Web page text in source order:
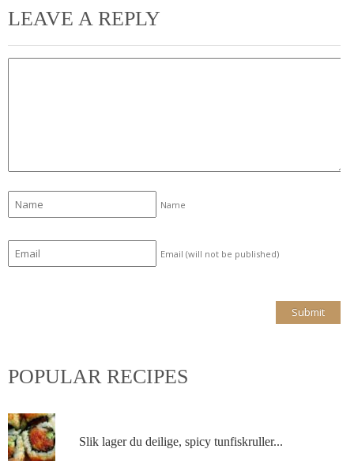
LEAVE A REPLY
Name
Email (will not be published)
POPULAR RECIPES
Slik lager du deilige, spicy tunfiskruller...